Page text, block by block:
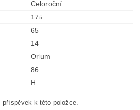
Celoroční
175
65
14
Orium
86
H
k této položce.